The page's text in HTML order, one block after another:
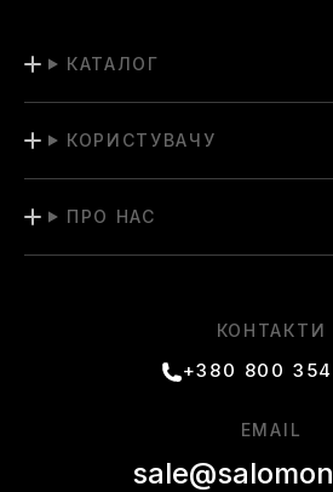
КАТАЛОГ
КОРИСТУВАЧУ
ПРО НАС
КОНТАКТИ
+380 800
EMAIL